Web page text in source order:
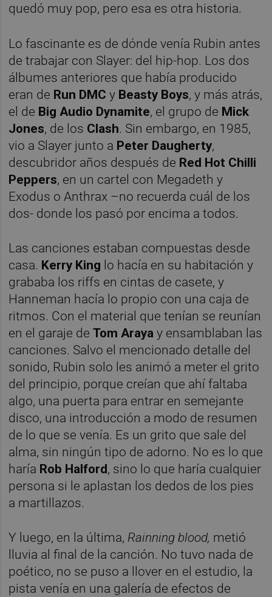
quedó muy pop, pero esa es otra historia.
Lo fascinante es de dónde venía Rubin antes
de trabajar con Slayer: del hip-hop. Los dos
álbumes anteriores que había producido
eran de Run DMC y Beasty Boys, y más atrás,
el de Big Audio Dynamite, el grupo de Mick
Jones, de los Clash. Sin embargo, en 1985,
vio a Slayer junto a Peter Daugherty,
descubridor años después de Red Hot Chilli
Peppers, en un cartel con Megadeth y
Exodus o Anthrax –no recuerda cuál de los
dos- donde los pasó por encima a todos.
Las canciones estaban compuestas desde
casa. Kerry King lo hacía en su habitación y
grababa los riffs en cintas de casete, y
Hanneman hacía lo propio con una caja de
ritmos. Con el material que tenían se reunían
en el garaje deTom Araya y ensamblaban las
canciones. Salvo el mencionado detalle del
sonido, Rubin solo les animó a meter el grito
del principio, porque creían que ahí faltaba
algo, una puerta para entrar en semejante
disco, una introducción a modo de resumen
de lo que se venía. Es un grito que sale del
alma, sin ningún tipo de adorno. No es lo que
haría Rob Halford, sino lo que haría cualquier
persona si le aplastan los dedos de los pies
a martillazos.
Y luego, en la última, Rainning blood, metió
lluvia al final de la canción. No tuvo nada de
poético, no se puso a llover en el estudio, la
pista venía en una galería de efectos de